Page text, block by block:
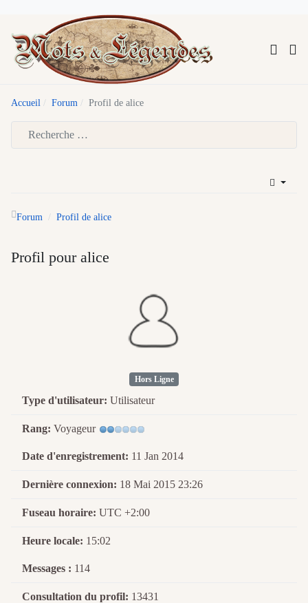
Accueil Forum Profil de alice
Forum Profil de alice
Profil pour alice
Hors Ligne
Type d'utilisateur: Utilisateur
Rang: Voyageur
Date d'enregistrement: 11 Jan 2014
Dernière connexion: 18 Mai 2015 23:26
Fuseau horaire: UTC +2:00
Heure locale: 15:02
Messages : 114
Consultation du profil: 13431